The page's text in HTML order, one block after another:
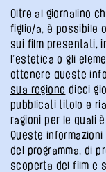
Oltre al giornalino
figlio/a, è possibile
sui film presentati,
l’estetica o gli
ottenere queste
sua regione dieci
pubblicati titolo e
ragioni per le quali
Queste
del programma, di
scoperta del film e